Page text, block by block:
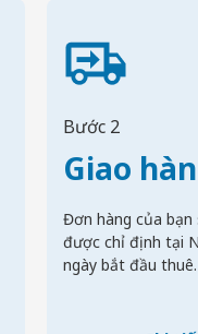
Bước 2
Giao
Đơn hàng của
được chỉ định tại
ngày bắt đầu thuê.